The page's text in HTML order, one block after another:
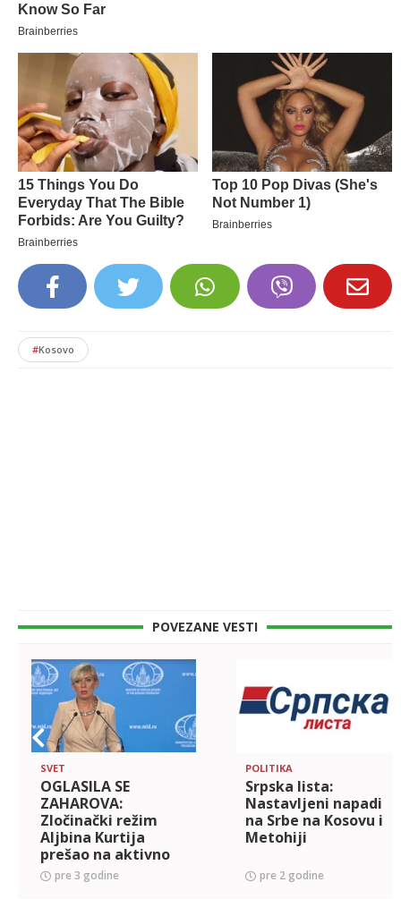
#Kosovo
POVEZANE VESTI
SVET
OGLASILA SE
ZAHAROVA:
Zločinački režim
Aljbina Kurtija
prešao na aktivno
etničko čišćenje
Srba
pre 3 godine
POLITIKA
Srpska lista:
Nastavljeni napadi
na Srbe na Kosovu i
Metohiji
pre 2 godine